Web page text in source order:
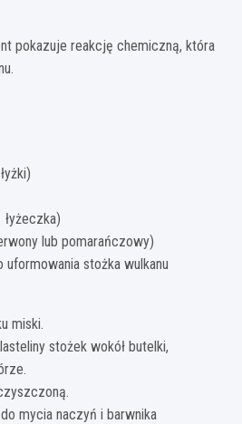
pokazuje reakcję chemiczną, która
lub pomarańczowy)
uformowania stożka wulkanu
miski.
stożek wokół butelki,
mycia naczyń i barwnika